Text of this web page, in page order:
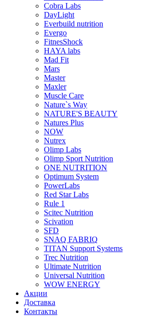
Cobra Labs
DayLight
Everbuild nutrition
Evergo
FitnesShock
HAYA labs
Mad Fit
Mars
Master
Maxler
Muscle Care
Nature`s Way
NATURE'S BEAUTY
Natures Plus
NOW
Nutrex
Olimp Labs
Olimp Sport Nutrition
ONE NUTRITION
Optimum System
PowerLabs
Red Star Labs
Rule 1
Scitec Nutrition
Scivation
SFD
SNAQ FABRIQ
TITAN Support Systems
Trec Nutrition
Ultimate Nutrition
Universal Nutrition
WOW ENERGY
Акции
Доставка
Контакты